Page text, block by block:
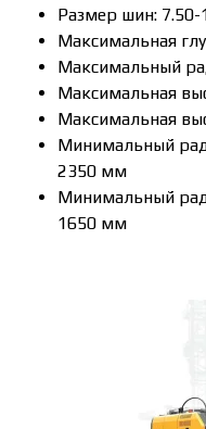
Размер шин: 7.50-
Максимальная
Максимальный
Максимальная
Максимальная
Минимальный
2350 мм
Минимальный
1650 мм